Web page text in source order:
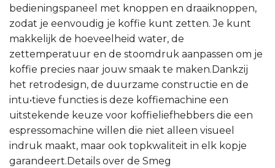
bedieningspaneel met knoppen en draaiknoppen,
zodat je eenvoudig je koffie kunt zetten. Je kunt
makkelijk de hoeveelheid water, de
zettemperatuur en de stoomdruk aanpassen om je
koffie precies naar jouw smaak te maken.Dankzij
het retrodesign, de duurzame constructie en de
intu•tieve functies is deze koffiemachine een
uitstekende keuze voor koffieliefhebbers die een
espressomachine willen die niet alleen visueel
indruk maakt, maar ook topkwaliteit in elk kopje
garandeert.Details over de Smeg